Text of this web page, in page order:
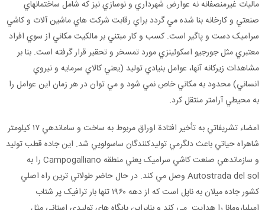
ماليات غيرمنصفانه نه عوارض شهرداري و نوسازي نيز که شامل ساختمانهاي
صنعتي و کارخانه بنا شده مي گردد براي رقابت شرکت هاي ماشين آلات و کاشي
سراميک دست و پاگير است. کسب و کار مبتني بر مالکيت مکاني از سوي افراد
معتبري مثل جورجيو اسکوئينزي مورد تمسخر و تحقير قرار گرفته است. بنا بر
مشاهدات زيرکانه آنها، عوامل بنيادي توليد (يعني کالاي سرمايه و نيروي
انساني) محدود به مکاني خاص نمي شود و مي توان در هر زمان اين عوامل را
به محيطي آرامتر منتقل کرد.
امضاء تشريفاتي به تأخير افتادة اوراق مربوط به ساخت و ساماندهي ۱۷ کيلومتر
شاهراه حياتي باعث دلگرمي توليدکنندگان ساسولويي شد. اين جاده قطب توليد
و سازماندهي صنعت کاشي سراميک يعني منطقه Campogalliano را به
Autostrada del sol وصل مي کند. در حال حاضر طولاني ترين راه اصلي
کشور جاده ميلان به ناپل است که از دهه ۱۹۶۰ تنها بار ترافيک پر شتاب